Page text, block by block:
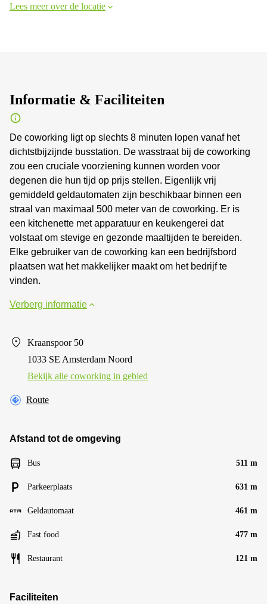
Lees meer over de locatie
Informatie & Faciliteiten
De coworking ligt op slechts 8 minuten lopen vanaf het
dichtstbijzijnde busstation. De wasstraat bij de coworking
zou een cruciale voorziening kunnen worden voor
degenen die hun tijd op prijs stellen. Eigenlijk vrij
gemiddeld geldautomaten zijn beschikbaar binnen een
straal van maximaal 500 meter van de coworking. Er is
een kitchenette met apparatuur en keukengerei dat
volstaat om stevige en gezonde maaltijden te bereiden.
Elke gebruiker van de coworking kan een bedrijfsbord
plaatsen wat het makkelijker maakt om het bedrijf te
vinden.
Verberg informatie
Kraanspoor 50
1033 SE Amsterdam Noord
Bekijk alle сoworking in gebied
Route
Afstand tot de omgeving
Bus 511 m
Parkeerplaats 631 m
Geldautomaat 461 m
Fast food 477 m
Restaurant 121 m
Faciliteiten